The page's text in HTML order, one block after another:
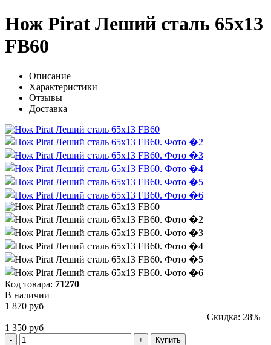
Нож Pirat Леший сталь 65х13
FB60
Описание
Характеристики
Отзывы
Доставка
Код товара: 71270
В наличии
1 870 руб
Скидка: 28%
1 350 руб
Купить